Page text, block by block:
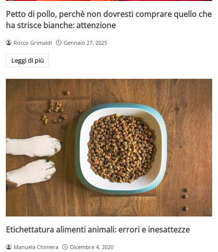
Petto di pollo, perchè non dovresti comprare quello che
ha strisce bianche: attenzione
Rocco Grimaldi Gennaio 27, 2025
Leggi di più
Etichettatura alimenti animali: errori e inesattezze
Manuela Chimera Dicembre 4, 2020